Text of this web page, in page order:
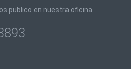
publico en nuestra oficina